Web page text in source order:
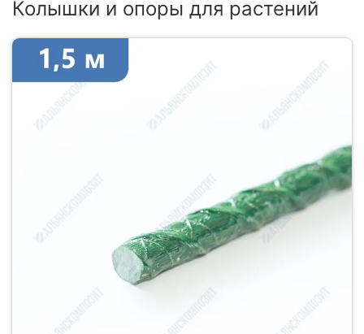
Колышки и опоры для растений